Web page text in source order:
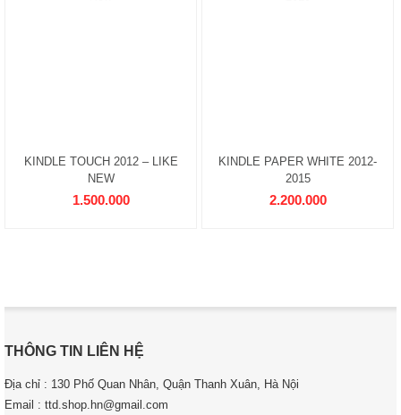
KINDLE TOUCH 2012 – LIKE
NEW
1.500.000
KINDLE PAPER WHITE 2012-
2015
2.200.000
THÔNG TIN LIÊN HỆ
Địa chỉ : 130 Phố Quan Nhân, Quận Thanh Xuân, Hà Nội
Email : ttd.shop.hn@gmail.com